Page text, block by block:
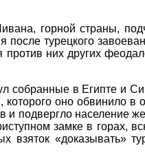
горной страны,
турецкого
них других
собранные в Египте и
оно обвинило в
подвергло население
замке в горах,
«доказывать»